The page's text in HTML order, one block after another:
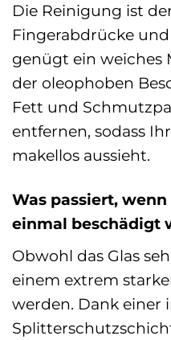
Die Reinigung ist
Fingerabdrücke
genügt ein weiches
der oleophoben
Fett und
entfernen, sodass
makellos aussieht.
Was passiert,
einmal beschädigt
Obwohl das Glas
einem extrem
werden. Dank einer